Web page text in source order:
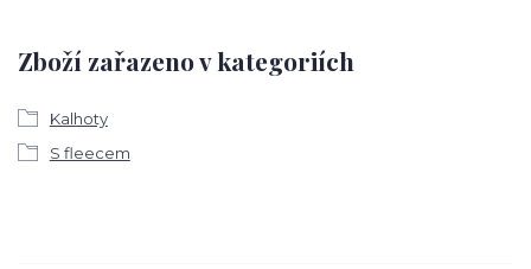
Zboží zařazeno v kategoriích
Kalhoty
S fleecem